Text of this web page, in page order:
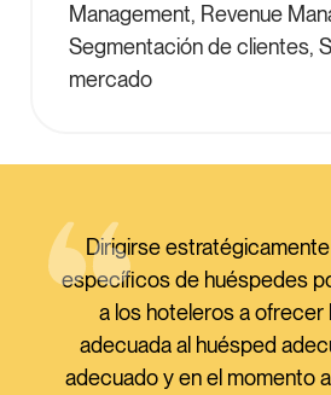
Management, Revenue
Segmentación de clientes,
mercado
Dirigirse
específicos de huéspedes
a los hoteleros a ofrecer
adecuada al huésped
adecuado y en el momento